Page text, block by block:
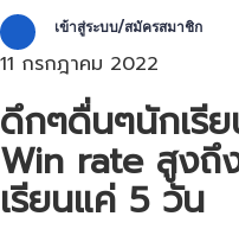
เข้าสู่ระบบ/สมัครสมาชิก
11 กรกฎาคม 2022
ดึกๆดื่นๆนักเรี
Win rate สูงถึง​
เรียนแค่​ 5 วัน